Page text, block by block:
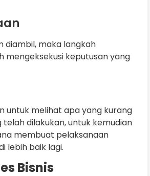
diambil, maka langkah
mengeksekusi keputusan yang
untuk melihat apa yang kurang
telah dilakukan, untuk kemudian
membuat pelaksanaan
lebih baik lagi.
Bisnis